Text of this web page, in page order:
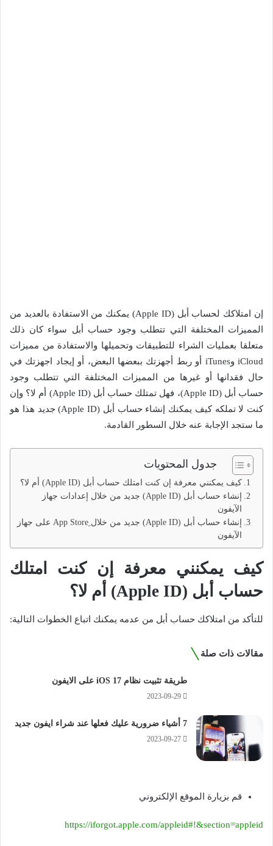
إن امتلاكك لحساب أبل (Apple ID) يمكنك من الاستفادة بالعديد من
المميزات المختلفة التي تتطلب وجود حساب أبل سواء كان ذلك
متعلقا بعمليات الشراء للتطبيقات وتحميلها والاستفادة من مميزات
iCloud وiTunes أو ربط أجهزتك ببعضها البعض، أو إيجاد اجهزتك في
حال فقدانها أو غيرها من المميزات المختلفة التي تتطلب وجود
حساب أبل (Apple ID)، فهل تمتلك حساب أبل (Apple ID) أم لا؟ وإن
كنت لا تملكه كيف يمكنك إنشاء حساب أبل (Apple ID) جديد هذا هو
ما ستجد الإجابة عنه خلال السطور القادمة.
جدول المحتويات
كيف يمكنني معرفة إن كنت امتلك حساب أبل (Apple ID) أم لا؟
إنشاء حساب أبل (Apple ID) جديد من خلال إعدادات جهاز
الآيفون
إنشاء حساب أبل (Apple ID) جديد من خلال ِApp Store على جهاز
الآيفون
كيف يمكنني معرفة إن كنت امتلك
حساب أبل (Apple ID)
أم لا؟
للتأكد من امتلاكك حساب أبل من عدمه يمكنك اتباع الخطوات التالية:
مقالات ذات صلة
طريقة تثبيت نظام iOS 17 على الايفون
2023-09-29
7 أشياء ضرورية عليك فعلها عند شراء ايفون جديد
2023-09-27
قم بزيارة الموقع الإلكتروني
https://iforgot.apple.com/appleid#!&section=appleid